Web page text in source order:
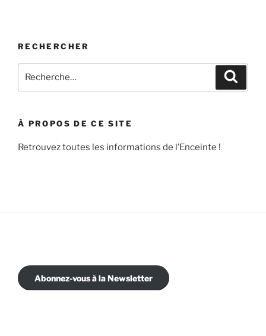
RECHERCHER
pour
À PROPOS DE CE SITE
Retrouvez toutes les informations de l’Enceinte !
Abonnez-vous à la Newsletter